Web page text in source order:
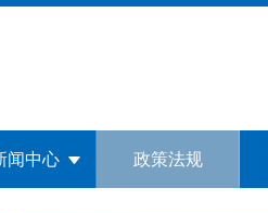
闻中心 政策法规